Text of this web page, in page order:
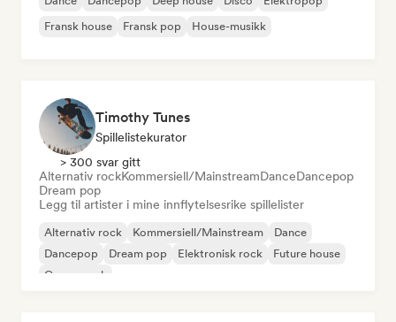
Fransk house
Fransk pop House-musikk
Timothy Tunes
Spillelistekurator
> 300 svar gitt
Alternativ rockKommersiell/MainstreamDanceDancepop
Dream pop
Legg til artister i mine innflytelsesrike spillelister
Alternativ rock Kommersiell/Mainstream
Dance
Dancepop
Dream pop Elektronisk rock
Future house
Garagerock